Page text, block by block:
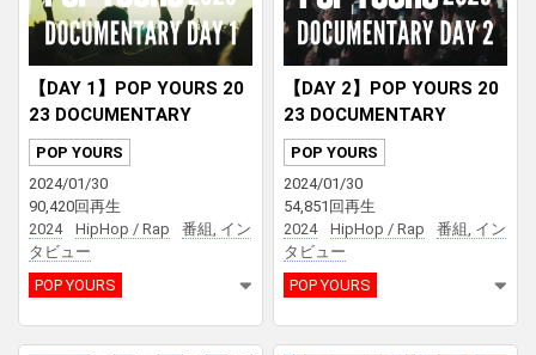
【DAY 1】POP YOURS 20
23 DOCUMENTARY
POP YOURS
2024/01/30
90,420回再生
2024
HipHop / Rap
番組, イン
タビュー
POP YOURS
【DAY 2】POP YOURS 20
23 DOCUMENTARY
POP YOURS
2024/01/30
54,851回再生
2024
HipHop / Rap
番組, イン
タビュー
POP YOURS